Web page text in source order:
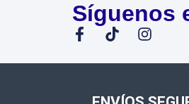
Síguenos